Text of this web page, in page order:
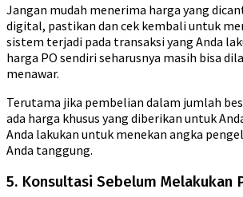
Jangan mudah menerima harga yang
digital, pastikan dan cek kembali untuk
sistem terjadi pada transaksi yang Anda
harga PO sendiri seharusnya masih bisa
menawar.
Terutama jika pembelian dalam jumlah
ada harga khusus yang diberikan untuk
Anda lakukan untuk menekan angka
Anda tanggung.
5. Konsultasi Sebelum Melakukan